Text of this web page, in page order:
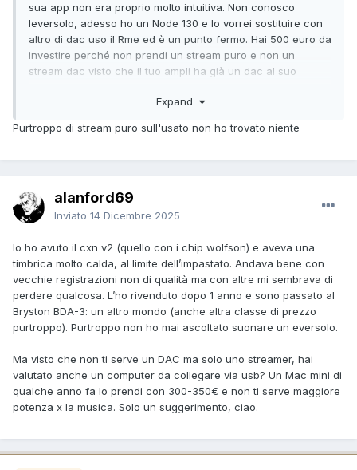
sua app non era proprio molto intuitiva. Non conosco
leversolo, adesso ho un Node 130 e lo vorrei sostituire con
altro di dac uso il Rme ed è un punto fermo. Hai 500 euro da
investire perché non prendi un stream puro e non un
stream dac visto che il tuo ampli ha già un dac al suo
Expand
Purtroppo di stream puro sull'usato non ho trovato niente
alanford69
Inviato 14 Dicembre 2025
Io ho avuto il cxn v2 (quello con i chip wolfson) e aveva una
timbrica molto calda, al limite dell’impastato. Andava bene con
vecchie registrazioni non di qualità ma con altre mi sembrava di
perdere qualcosa. L’ho rivenduto dopo 1 anno e sono passato al
Bryston BDA-3: un altro mondo (anche altra classe di prezzo
purtroppo). Purtroppo non ho mai ascoltato suonare un eversolo.
Ma visto che non ti serve un DAC ma solo uno streamer, hai
valutato anche un computer da collegare via usb? Un Mac mini di
qualche anno fa lo prendi con 300-350€ e non ti serve maggiore
potenza x la musica. Solo un suggerimento, ciao.